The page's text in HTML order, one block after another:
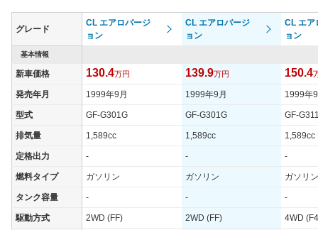
グレード
CL エアロバージ
ョン
CL エアロバージ
ョン
CL エア
ョン
基本情報
新車価格 130.4万円 139.9万円 150.4
発売年月 1999年9月 1999年9月 1999年
型式 GF-G301G GF-G301G GF-
排気量 1,589cc 1,589cc 1,589cc
定格出力 - - -
燃料タイプ ガソリン ガソリン ガソリン
タンク容量 - - -
駆動方式 2WD (FF) 2WD (FF) 4WD